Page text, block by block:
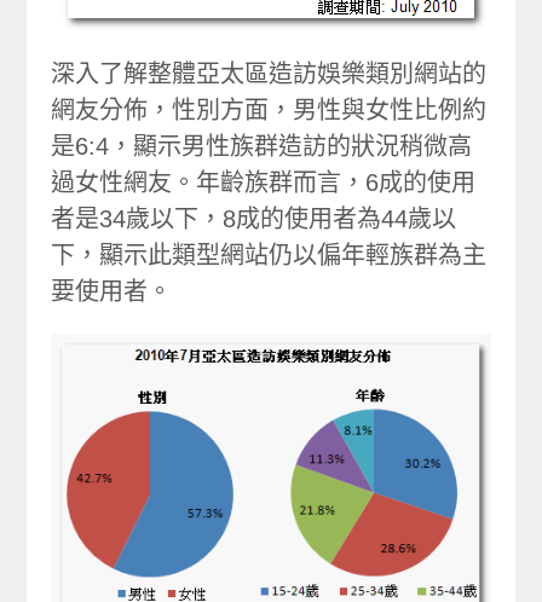
深入了解整體亞太區造訪娛樂類別網站的
網友分佈，性別方面，男性與女性比例約
是6:4，顯示男性族群造訪的狀況稍微高
過女性網友。年齡族群而言，6成的使用
者是34歲以下，8成的使用者為44歲以
下，顯示此類型網站仍以偏年輕族群為主
要使用者。